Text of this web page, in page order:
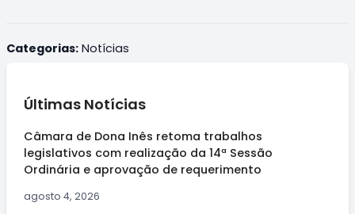
Categorias: Notícias
Últimas Notícias
Câmara de Dona Inês retoma trabalhos
legislativos com realização da 14ª Sessão
Ordinária e aprovação de requerimento
agosto 4, 2026